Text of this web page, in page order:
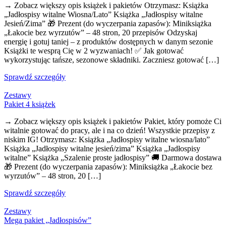
→ Zobacz większy opis książek i pakietów Otrzymasz: Książka
„Jadłospisy witalne Wiosna/Lato” Książka „Jadłospisy witalne
Jesień/Zima” 🎁 Prezent (do wyczerpania zapasów): Miniksiążka
„Łakocie bez wyrzutów” – 48 stron, 20 przepisów Odzyskaj
energię i gotuj taniej – z produktów dostępnych w danym sezonie
Książki te wesprą Cię w 2 wyzwaniach! ✅ Jak gotować
wykorzystując tańsze, sezonowe składniki. Zaczniesz gotować […]
Sprawdź szczegóły
Zestawy
Pakiet 4 książek
→ Zobacz większy opis książek i pakietów Pakiet, który pomoże Ci
witalnie gotować do pracy, ale i na co dzień! Wszystkie przepisy z
niskim IG! Otrzymasz: Książka „Jadłospisy witalne wiosna/lato”
Książka „Jadłospisy witalne jesień/zima” Książka „Jadłospisy
witalne” Książka „Szalenie proste jadłospisy” 🚚 Darmowa dostawa
🎁 Prezent (do wyczerpania zapasów): Miniksiążka „Łakocie bez
wyrzutów” – 48 stron, 20 […]
Sprawdź szczegóły
Zestawy
Mega pakiet „Jadłospisów”